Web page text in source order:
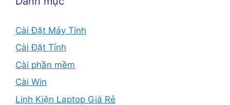
Cài Đặt Máy Tính
Cài Đặt Tỉnh
Cài phần mềm
Cài Win
Linh Kiện Laptop Giá Rẻ